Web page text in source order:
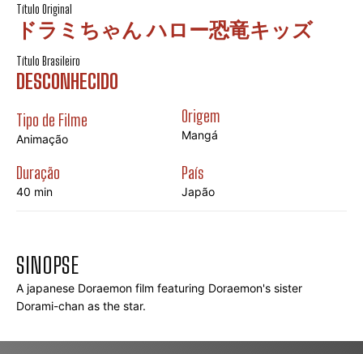
Título Original
ドラミちゃん ハロー恐竜キッズ
Título Brasileiro
DESCONHECIDO
Tipo de Filme
Animação
Origem
Mangá
Duração
40 min
País
Japão
SINOPSE
A japanese Doraemon film featuring Doraemon's sister
Dorami-chan as the star.